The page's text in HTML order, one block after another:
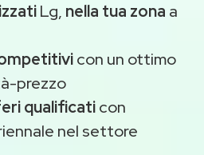
Lg, nella tua zona a
con un ottimo
prezzo
qualificaticon
nel settore